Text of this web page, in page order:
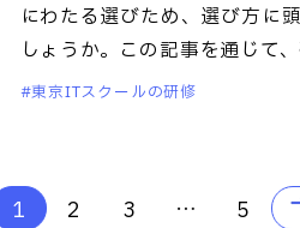
にわたる選びため、選び方に
しょうか。この記事を通じて
東京ITスクールの研修
1 2 3 … 5